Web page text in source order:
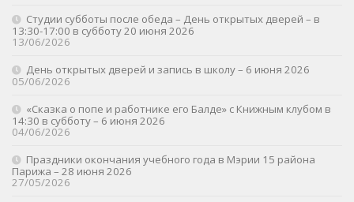
Студии субботы после обеда – День открытых дверей – в
13:30-17:00 в субботу 20 июня 2026
13/06/2026
День открытых дверей и запись в школу – 6 июня 2026
05/06/2026
«Сказка о попе и работнике его Балде» с Книжным клубом в
14:30 в субботу – 6 июня 2026
04/06/2026
Праздники окончания учебного года в Мэрии 15 района
Парижа – 28 июня 2026
27/05/2026